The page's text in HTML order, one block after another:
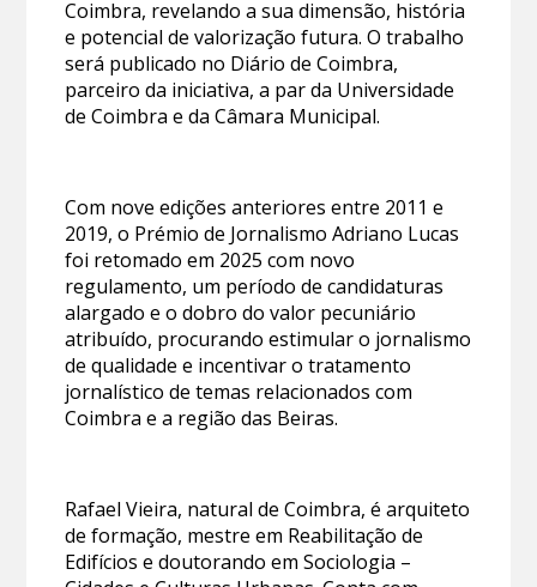
Coimbra, revelando a sua dimensão, história
e potencial de valorização futura. O trabalho
será publicado no Diário de Coimbra,
parceiro da iniciativa, a par da Universidade
de Coimbra e da Câmara Municipal.
Com nove edições anteriores entre 2011 e
2019, o Prémio de Jornalismo Adriano Lucas
foi retomado em 2025 com novo
regulamento, um período de candidaturas
alargado e o dobro do valor pecuniário
atribuído, procurando estimular o jornalismo
de qualidade e incentivar o tratamento
jornalístico de temas relacionados com
Coimbra e a região das Beiras.
Rafael Vieira, natural de Coimbra, é arquiteto
de formação, mestre em Reabilitação de
Edifícios e doutorando em Sociologia –